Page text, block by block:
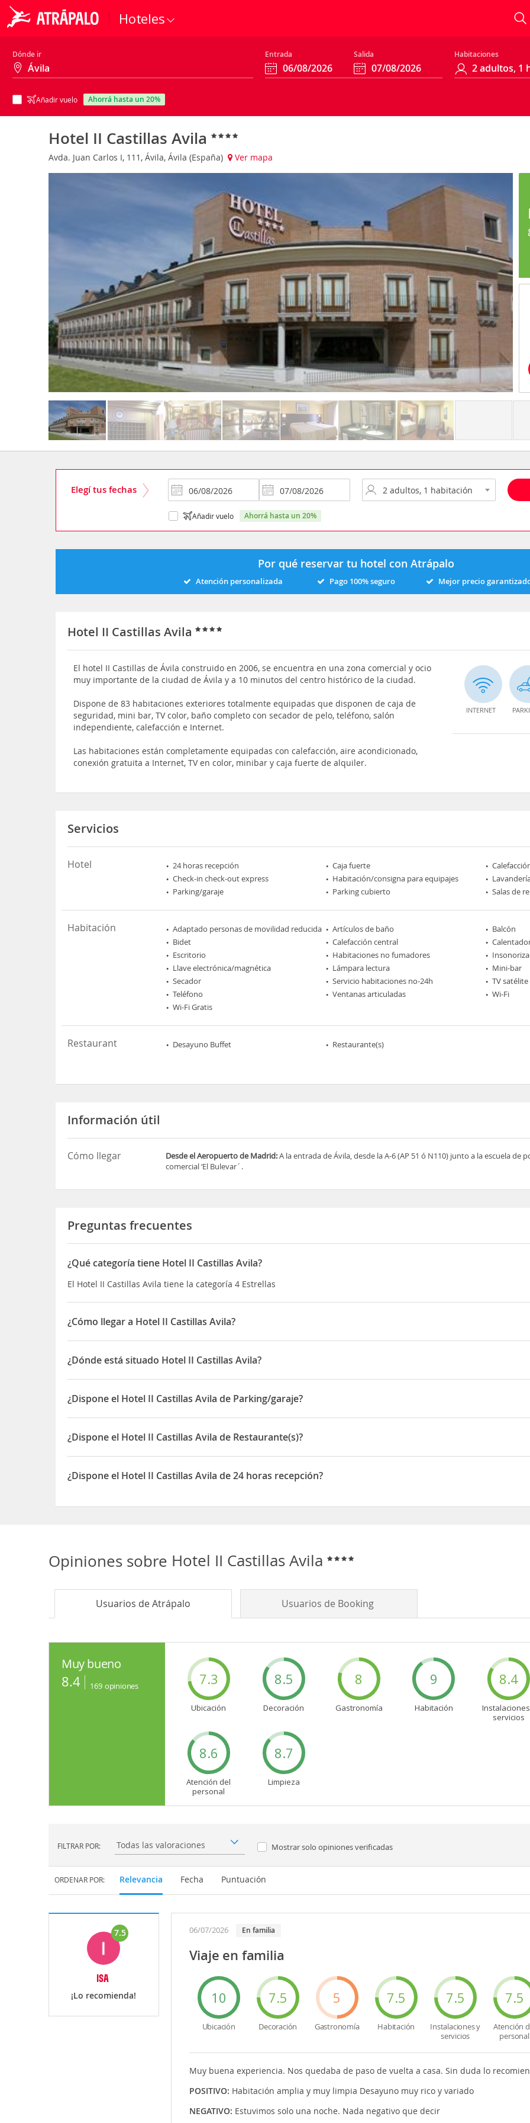
Hoteles
Dónde ir Entrada Salida Habitaciones
Añadir vuelo ahorrá hasta un 20%
Hotel II Castillas Avila
Avda. Juan Carlos I, 111, Ávila, Ávila (España) Ver mapa
Elegí tus fechas
Añadir vuelo ahorrá hasta un 20%
Por qué reservar tu hotel con Atrápalo
Atención personalizada Pago 100% seguro Mejor precio
Hotel II Castillas Avila
El hotel II Castillas de Ávila construido en 2006, se encuentra en una zona comercial y ocio
muy importante de la ciudad de Ávila y a 10 minutos del centro histórico de la ciudad.
Dispone de 83 habitaciones exteriores totalmente equipadas que disponen de caja de
seguridad, mini bar, TV color, baño completo con secador de pelo, teléfono, salón
independiente, calefacción e Internet.
Las habitaciones están completamente equipadas con calefacción, aire acondicionado,
conexión gratuita a Internet, TV en color, minibar y caja fuerte de alquiler.
INTERNET
Servicios
Hotel 24 horas recepción Caja fuerte
Check-in check-out express
Habitación/consigna para equipajes
Parking/garaje
Parking cubierto Salas de
Habitación Adaptado personas de movilidad reducida Artículos de baño
Balcón
Bidet
Calefacción central
Escritorio
Habitaciones no fumadores
Llave electrónica/magnética
Lámpara lectura
Mini-bar
Secador
Servicio habitaciones no-24h
TV satélite
Teléfono
Ventanas articuladas
Wi-Fi
Wi-Fi Gratis
Restaurant Desayuno Buffet Restaurante(s)
Información útil
Cómo llegar Desde el Aeropuerto de Madrid:A la entrada de Ávila, desde la A-6 (AP 51 ó N110) junto a la escuela de
comercial ‘El Bulevar´.
Preguntas frecuentes
¿Qué categoría tiene Hotel II Castillas Avila?
El Hotel II Castillas Avila tiene la categoría 4 Estrellas
¿Cómo llegar a Hotel II Castillas Avila?
Desde el Aeropuerto de Madrid:A la entrada de Ávila, desde la A-6 (AP 51 ó N110) junto a la escuela de policía y el
Bulevar´.
¿Dónde está situado Hotel II Castillas Avila?
El Hotel II Castillas Avila está ubicado en Avda. Juan Carlos I, 111
¿Dispone el Hotel II Castillas Avila de Parking/garaje?
Sí, el Hotel II Castillas Avila dispone de Parking/garaje
¿Dispone el Hotel II Castillas Avila de Restaurante(s)?
Sí, el Hotel II Castillas Avila dispone de Restaurante(s)
¿Dispone el Hotel II Castillas Avila de 24 horas recepción?
Opiniones sobre Hotel II Castillas Avila
Usuarios deAtrápalo Usuarios de Booking
Muy bueno
8.4 169 opiniones 7.3
Ubicación
8.5
Decoración
8
Gastronomía
9
Habitación
8.4
servicios
8.6
Atención del
personal
8.7
Limpieza
FILTRAR POR: Filtrar por: Mostrar solo opiniones verificadas
ORDENAR POR: Relevancia Fecha Puntuación
7.5
ISA
¡Lo recomienda!
06/07/2026 En familia
Viaje en familia
10
Ubicación
7.5
Decoración
5
Gastronomía
7.5
Habitación
7.5
Instalaciones y
servicios
7.5
Atención
personal
Muy buena experiencia. Nos quedaba de paso de vuelta a casa. Sin duda lo
POSITIVO: Habitación amplia y muy limpia Desayuno muy rico y variado
NEGATIVO: Estuvimos solo una noche. Nada negativo que decir